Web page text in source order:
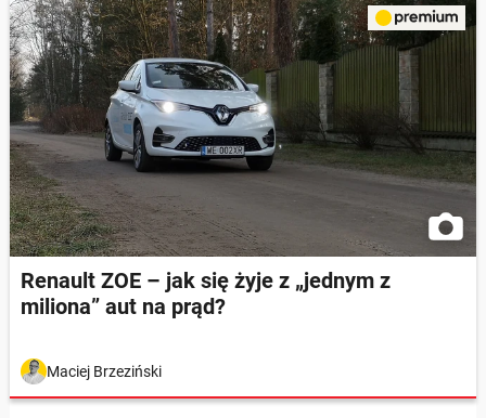
Renault ZOE – jak się żyje z „jednym z
miliona” aut na prąd?
Maciej Brzeziński